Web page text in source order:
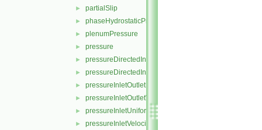
► partialSlip
► phaseHydrostaticPressure
► plenumPressure
► pressure
► pressureDirectedInletOutletVelocity
► pressureDirectedInletVelocity
► pressureInletOutletParSlipVelocity
► pressureInletOutletVelocity
► pressureInletUniformVelocity
► pressureInletVelocity